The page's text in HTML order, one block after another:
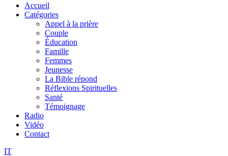
Accueil
Catégories
Appel à la prière
Couple
Éducation
Famille
Femmes
Jeunesse
La Bible répond
Réflexions Spirituelles
Santé
Témoignage
Radio
Vidéo
Contact
IT